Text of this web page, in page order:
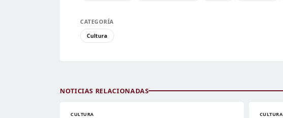
CATEGORÍA
Cultura
NOTICIAS RELACIONADAS
CULTURA CULTURA